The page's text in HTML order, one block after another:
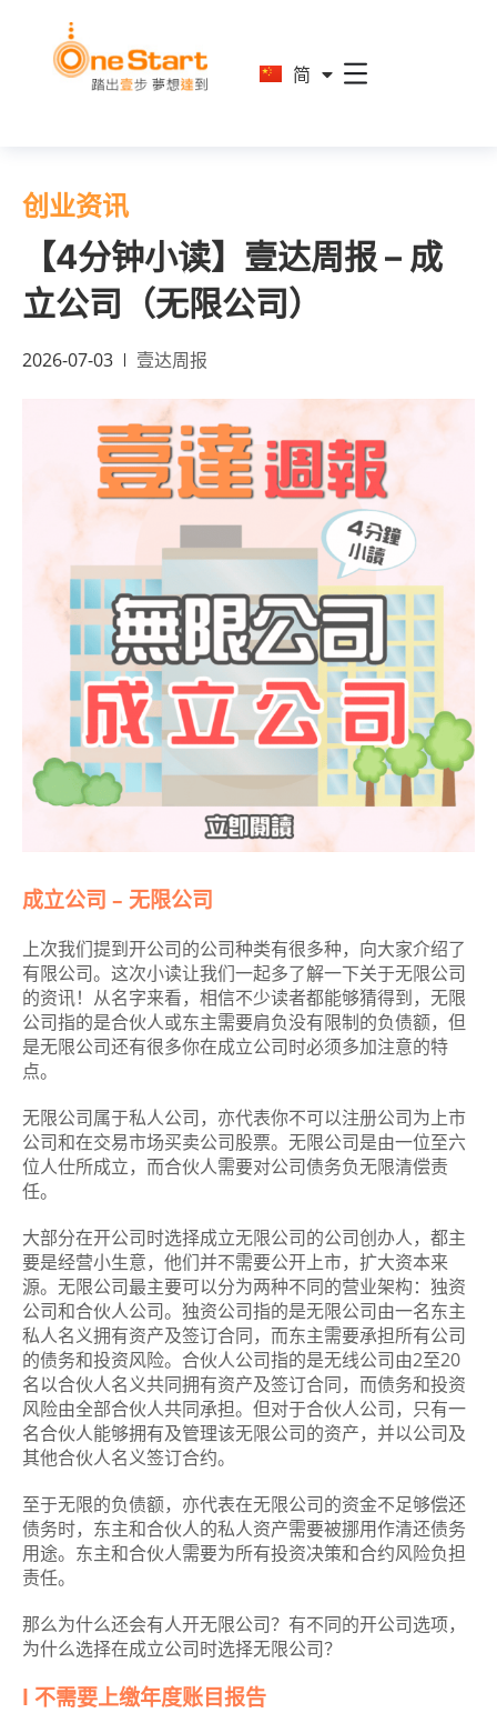
简
繁
创业资讯
【4分钟小读】壹达周报 – 成
立公司（无限公司）
2026-07-03 壹达周报
成立公司 – 无限公司
上次我们提到开公司的公司种类有很多种，向大家介绍了
有限公司。这次小读让我们一起多了解一下关于无限公司
的资讯！从名字来看，相信不少读者都能够猜得到，无限
公司指的是合伙人或东主需要肩负没有限制的负债额，但
是无限公司还有很多你在成立公司时必须多加注意的特
点。
无限公司属于私人公司，亦代表你不可以注册公司为上市
公司和在交易市场买卖公司股票。无限公司是由一位至六
位人仕所成立，而合伙人需要对公司债务负无限清偿责
任。
大部分在开公司时选择成立无限公司的公司创办人，都主
要是经营小生意，他们并不需要公开上市，扩大资本来
源。无限公司最主要可以分为两种不同的营业架构：独资
公司和合伙人公司。独资公司指的是无限公司由一名东主
私人名义拥有资产及签订合同，而东主需要承担所有公司
的债务和投资风险。合伙人公司指的是无线公司由2至20
名以合伙人名义共同拥有资产及签订合同，而债务和投资
风险由全部合伙人共同承担。但对于合伙人公司，只有一
名合伙人能够拥有及管理该无限公司的资产，并以公司及
其他合伙人名义签订合约。
至于无限的负债额，亦代表在无限公司的资金不足够偿还
债务时，东主和合伙人的私人资产需要被挪用作清还债务
用途。东主和合伙人需要为所有投资决策和合约风险负担
责任。
那么为什么还会有人开无限公司？有不同的开公司选项，
为什么选择在成立公司时选择无限公司？
l 不需要上缴年度账目报告